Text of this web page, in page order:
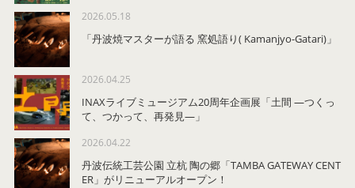
2026.05.18
「丹波焼マスターが語る 窯処語り( Kamanjyo-Gatari)」
2026.04.25
INAXライブミュージアム20周年企画展「土間 ―つくっ
て、つかって、再発見―」
2026.04.22
丹波伝統工芸公園 立杭 陶の郷「TAMBA GATEWAY CENT
ER」がリニューアルオープン！